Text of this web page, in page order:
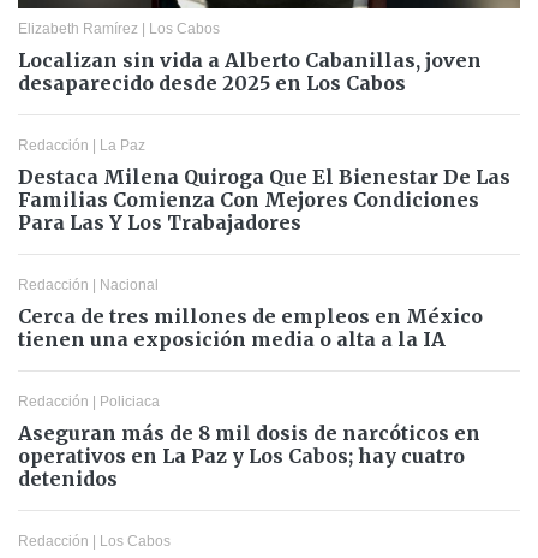
Elizabeth Ramírez | Los Cabos
Localizan sin vida a Alberto Cabanillas, joven
desaparecido desde 2025 en Los Cabos
Redacción | La Paz
Destaca Milena Quiroga Que El Bienestar De Las
Familias Comienza Con Mejores Condiciones
Para Las Y Los Trabajadores
Redacción | Nacional
Cerca de tres millones de empleos en México
tienen una exposición media o alta a la IA
Redacción | Policiaca
Aseguran más de 8 mil dosis de narcóticos en
operativos en La Paz y Los Cabos; hay cuatro
detenidos
Redacción | Los Cabos